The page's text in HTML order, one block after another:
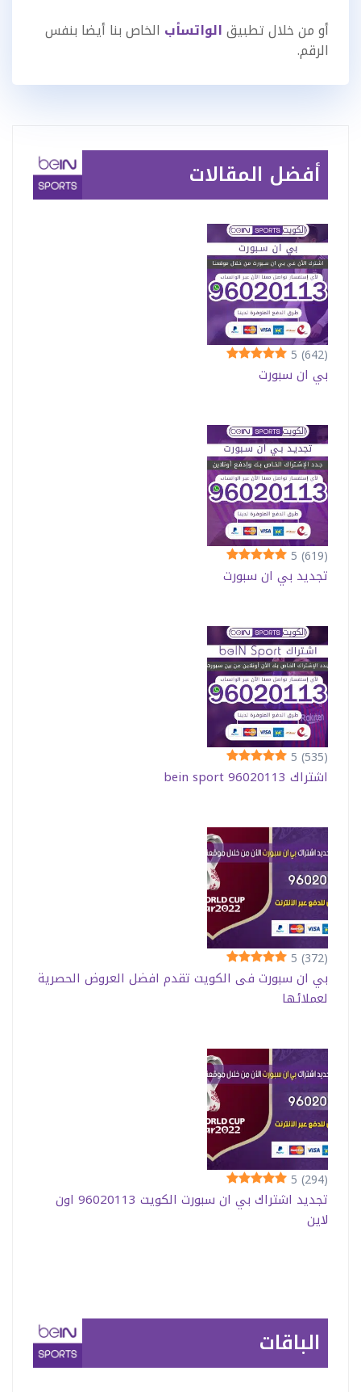
أو من خلال تطبيقالواتسأب الخاص بنا أيضا بنفس
الرقم.
أفضل المقالات
5 (642)
بي ان سبورت
5 (619)
تجديد بي ان سبورت
5 (535)
اشتراك bein sport 96020113
5 (372)
بي ان سبورت فى الكويت تقدم افضل العروض الحصرية
لعملائها
5 (294)
تجديد اشتراك بي ان سبورت الكويت 96020113 اون
لاين
الباقات